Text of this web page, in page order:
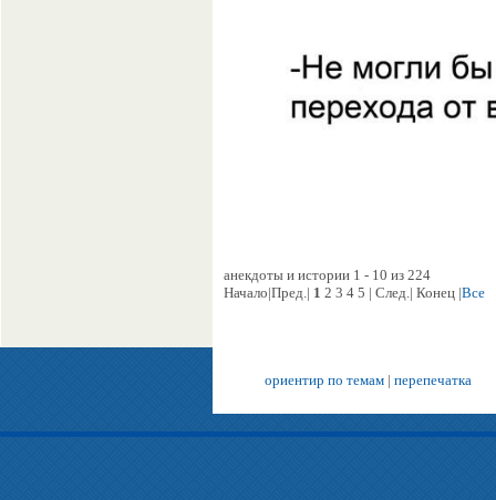
анекдоты и истории 1 - 10 из 224
Начало|Пред.| 1 2 3 4 5 | След.| Конец |Все
ориентир по темам | перепечатка